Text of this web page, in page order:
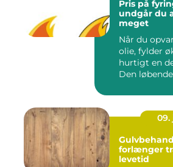
Pris på
undgår du
meget
Når du
olie, fylder
hurtigt en
Den
09.
forlænger
levetid